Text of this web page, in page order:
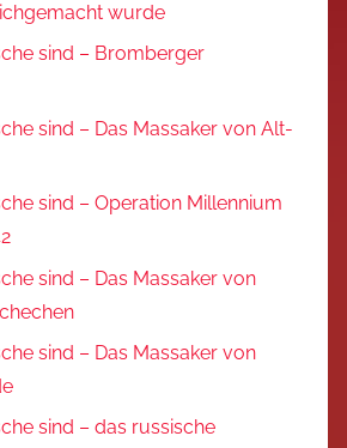
wurde
sind – Bromberger
sind – Das Massaker von Alt-
sind – Operation Millennium
sind – Das Massaker von
sind – Das Massaker von
sind – das russische